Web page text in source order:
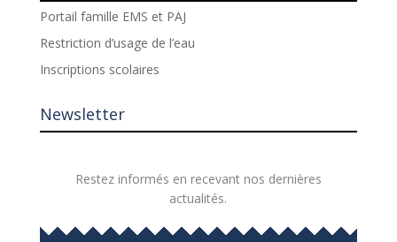
Portail famille EMS et PAJ
Restriction d’usage de l’eau
Inscriptions scolaires
Newsletter
Restez informés en recevant nos dernières
actualités.